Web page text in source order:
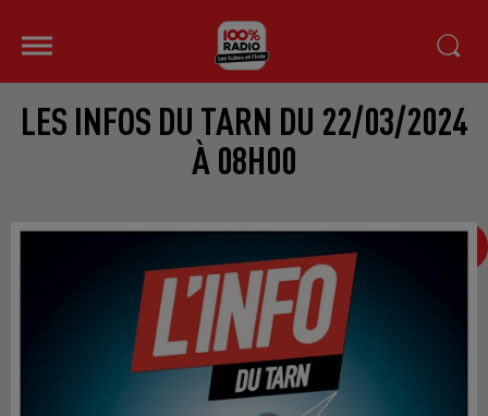
LES INFOS DU TARN DU 22/03/2024
À 08H00